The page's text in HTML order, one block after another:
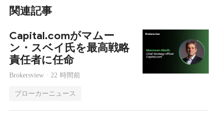
関連記事
Capital.comがマムー
ン・スベイ氏を最高戦略
責任者に任命
Brokersview · 22 時間前
ブローカーニュース